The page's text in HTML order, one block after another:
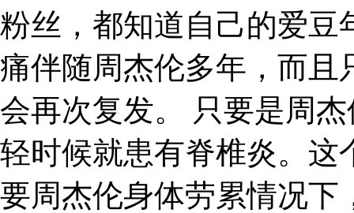
粉丝，都知道自己的爱豆
痛伴随周杰伦多年，而且
会再次复发。 只要是周
轻时候就患有脊椎炎。这
要周杰伦身体劳累情况下